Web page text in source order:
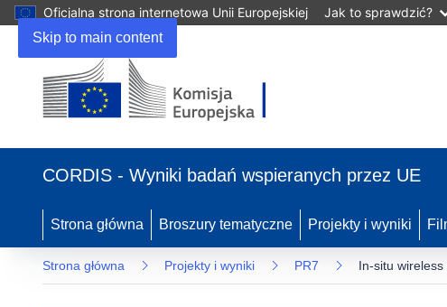
Skip to main content
Oficjalna strona internetowa Unii Europejskiej Jak to sprawdzić?
CORDIS - Wyniki badań wspieranych przez UE
Strona główna Broszury tematyczne Projekty i wyniki
Strona główna Projekty i wyniki PR7 In-situ